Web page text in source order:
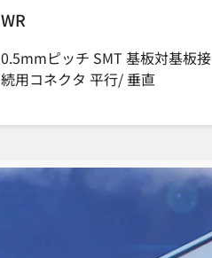
WR
0.5mmピッチ SMT 基板対基板接
続用コネクタ 平行/ 垂直